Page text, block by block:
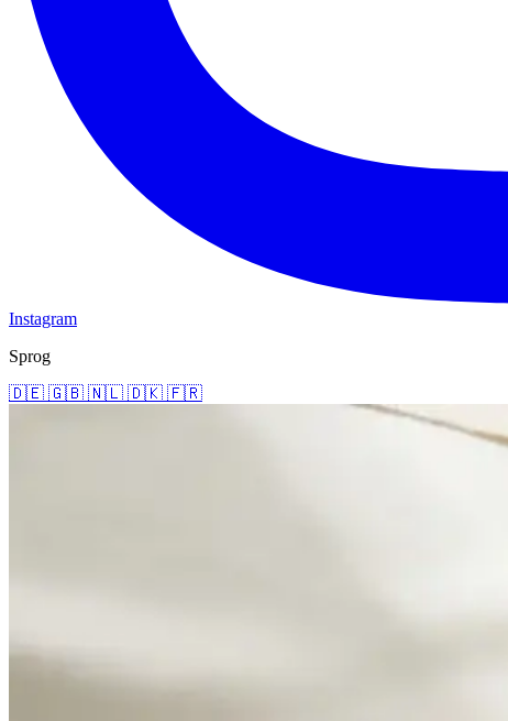
Instagram
Sprog
🇩🇪 🇬🇧 🇳🇱 🇩🇰 🇫🇷